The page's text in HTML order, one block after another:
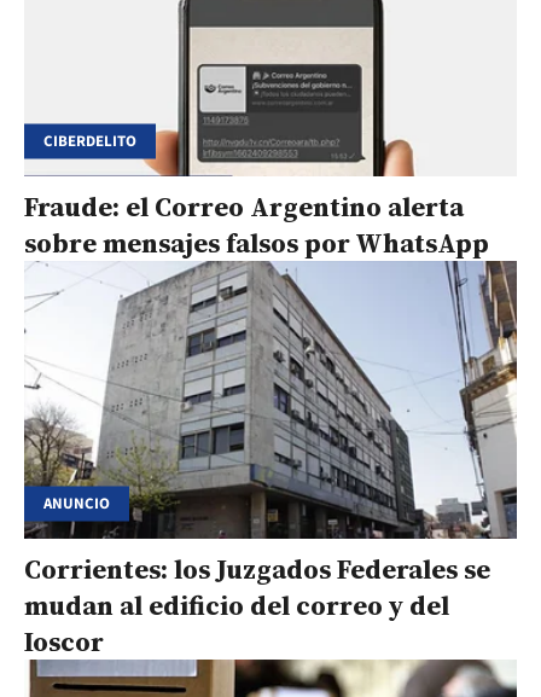
CIBERDELITO
Fraude: el Correo Argentino alerta
sobre mensajes falsos por WhatsApp
ANUNCIO
Corrientes: los Juzgados Federales se
mudan al edificio del correo y del
Ioscor